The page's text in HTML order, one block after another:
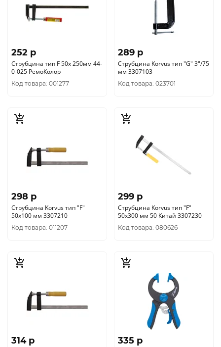
252 p
Струбцина тип F 50х 250мм 44-
0-025 РемоКолор
Код товара: 001277
289 p
Струбцина Korvus тип "G" 3"/75
мм 3307103
Код товара: 023701
298 p
Струбцина Korvus тип "F"
50х100 мм 3307210
Код товара: 011207
299 p
Струбцина Korvus тип "F"
50х300 мм 50 Китай 3307230
Код товара: 080626
314 p 335 p